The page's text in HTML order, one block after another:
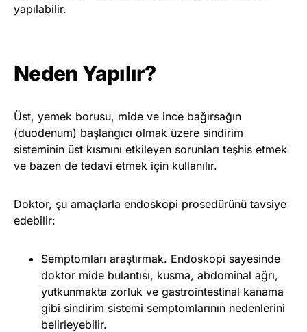
yapılabilir.
Neden Yapılır?
Üst, yemek borusu, mide ve ince bağırsağın
(duodenum) başlangıcı olmak üzere sindirim
sisteminin üst kısmını etkileyen sorunları teşhis etmek
ve bazen de tedavi etmek için kullanılır.
Doktor, şu amaçlarla endoskopi prosedürünü tavsiye
edebilir:
Semptomları araştırmak. Endoskopi sayesinde
doktor mide bulantısı, kusma, abdominal ağrı,
yutkunmakta zorluk ve gastrointestinal kanama
gibi sindirim sistemi semptomlarının nedenlerini
belirleyebilir.